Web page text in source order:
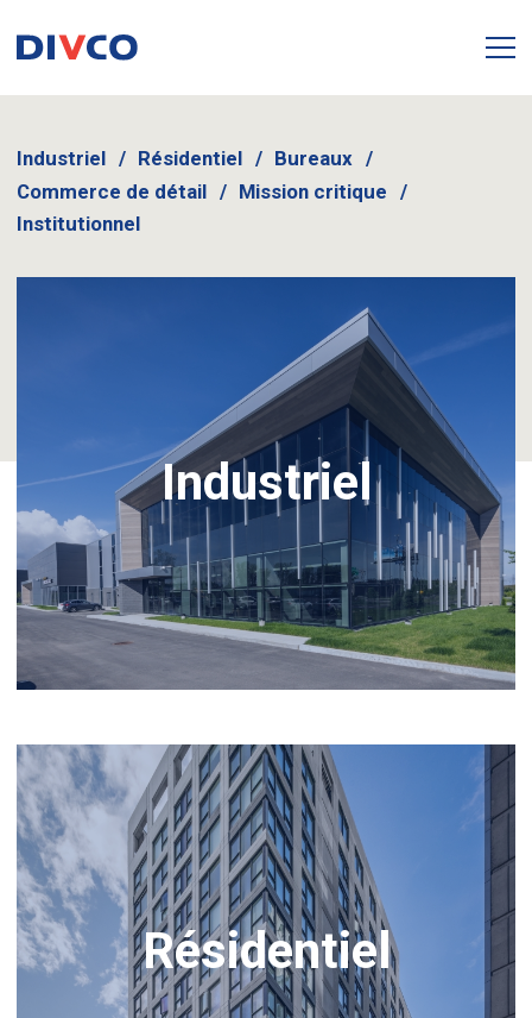
Industriel Résidentiel
Bureaux
Commerce de détail
Mission critique
Institutionnel
Industriel
Résidentiel